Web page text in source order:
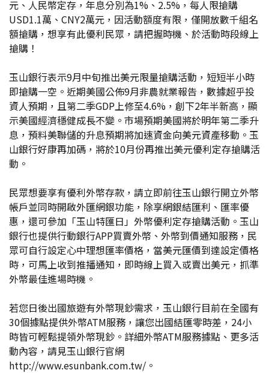
元、人民幣定存，年息分別為1%、2.5%，每人限搶購
USD1.1萬、CNY2萬元，因活動額度有限，僅開放數千組名
額搶購，想享有此優利民眾，請把握時機、於活動時段線上
搶購！
玉山銀行表示9月中旬推出美元限量搶購活動，短短半小時
即搶購一空。近期美國公佈9月非農就業報告，數據超乎投
資人預期，且第二季GDP上修至4.6%，創下2年半新高，顯
示美國經濟穩健成長不變。市場預期美國將於明年第二季升
息，預料美聯儲的升息預期將加速資金向美元資產移動。玉
山銀行好康再加碼，將於10月份再推出美元優利定存搶購活
動。
民眾想要享有優利外幣存款，請立即前往玉山銀行開立外幣
帳戶並同時開啟外匯網銀功能，除享網銀結匯利、匯率優
惠，還可參加「玉山特匯日」外幣優利定存搶購活動。玉山
銀行也提供行動銀行APP買賣外幣、外幣到價通知服務，民
眾可自行設定心中理想匯率價格，當美元匯價到達設定價格
時，可馬上收到推播通知，即時線上買入或賣出美元，抓準
外幣最佳進場時機。
若您日後出國旅遊有外幣現鈔需求，玉山銀行目前在全國有
30個據點提供外幣ATM服務，讓您出國結匯零時差，24小
時皆可輕鬆提領外幣現鈔。詳細外幣ATM服務據點、更多活
動內容，請見玉山銀行官網
http://www.esunbank.com.tw/。